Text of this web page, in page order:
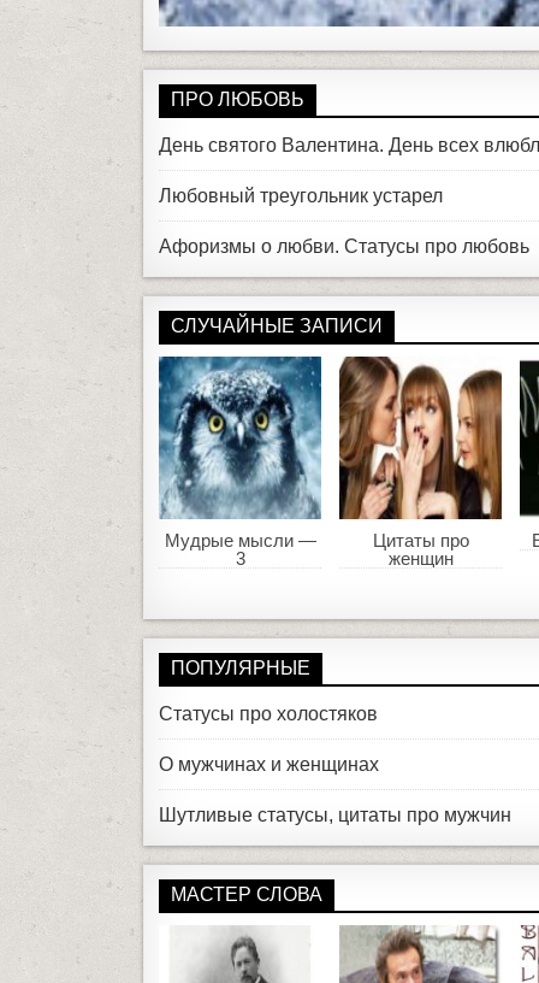
ПРО ЛЮБОВЬ
День святого Валентина. День всех
Любовный треугольник устарел
Афоризмы о любви. Статусы про любовь
СЛУЧАЙНЫЕ ЗАПИСИ
Мудрые мысли —
3
Цитаты про
женщин
ПОПУЛЯРНЫЕ
Статусы про холостяков
О мужчинах и женщинах
Шутливые статусы, цитаты про мужчин
МАСТЕР СЛОВА